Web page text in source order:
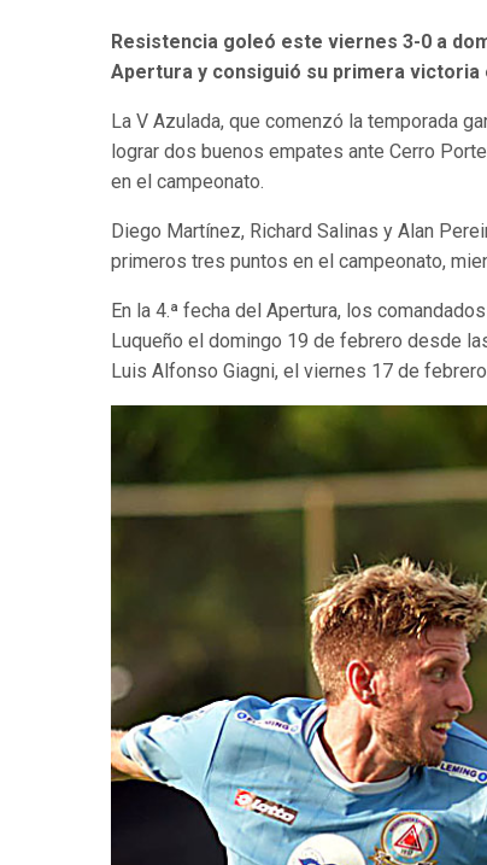
Resistencia goleó este viernes 3-0 a
Apertura y consiguió su primera victoria
La V Azulada, que comenzó la temporada
lograr dos buenos empates ante Cerro
en el campeonato.
Diego Martínez, Richard Salinas y Alan
primeros tres puntos en el campeonato,
En la 4.ª fecha del Apertura, los
Luqueño el domingo 19 de febrero desde
Luis Alfonso Giagni, el viernes 17 de